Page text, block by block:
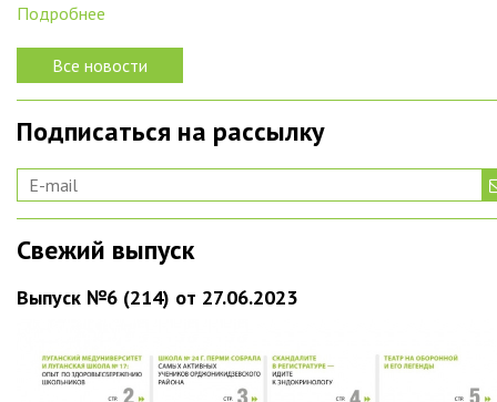
Подробнее
Все новости
Подписаться на рассылку
Свежий выпуск
Выпуск №6 (214) от 27.06.2023